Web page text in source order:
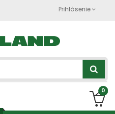
Prihlásenie
0